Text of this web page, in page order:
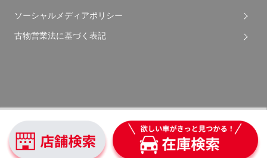
ソーシャルメディアポリシー
古物営業法に基づく表記